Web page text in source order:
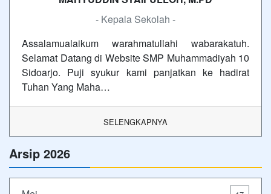
- Kepala Sekolah -
Assalamualaikum warahmatullahi wabarakatuh.
Selamat Datang di Website SMP Muhammadiyah 10
Sidoarjo. Puji syukur kami panjatkan ke hadirat
Tuhan Yang Maha…
SELENGKAPNYA
Arsip 2026